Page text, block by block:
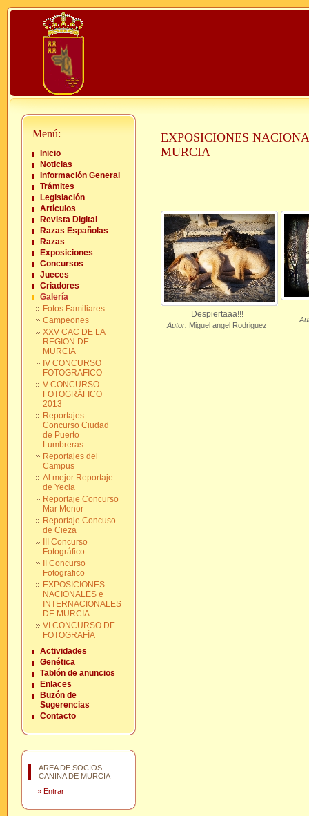
Menú:
Inicio
Noticias
Información General
Trámites
Legislación
Artículos
Revista Digital
Razas Españolas
Razas
Exposiciones
Concursos
Jueces
Criadores
Galería
Fotos Familiares
Campeones
XXV CAC DE LA
REGION DE
MURCIA
IV CONCURSO
FOTOGRAFICO
V CONCURSO
FOTOGRÁFICO
2013
Reportajes
Concurso Ciudad
de Puerto
Lumbreras
Reportajes del
Campus
Al mejor Reportaje
de Yecla
Reportaje Concurso
Mar Menor
Reportaje Concuso
de Cieza
III Concurso
Fotográfico
II Concurso
Fotografico
EXPOSICIONES
NACIONALES e
INTERNACIONALES
DE MURCIA
VI CONCURSO DE
FOTOGRAFÍA
Actividades
Genética
Tablón de anuncios
Enlaces
Buzón de
Sugerencias
Contacto
AREA DE SOCIOS
CANINA DE MURCIA
» Entrar
EXPOSICIONES
MURCIA
Despiertaaa!!!
Autor: Miguel angel Rodriguez